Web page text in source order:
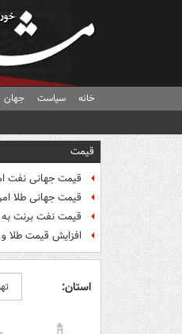
خانه سیاست جهان
قیمت
قیمت جهانی نفت امروز ۱۶
قیمت جهانی طلا امروز ۱۵
قیمت نفت برنت به ۷۹ دلار رسید
افزایش قیمت طلا
استان: